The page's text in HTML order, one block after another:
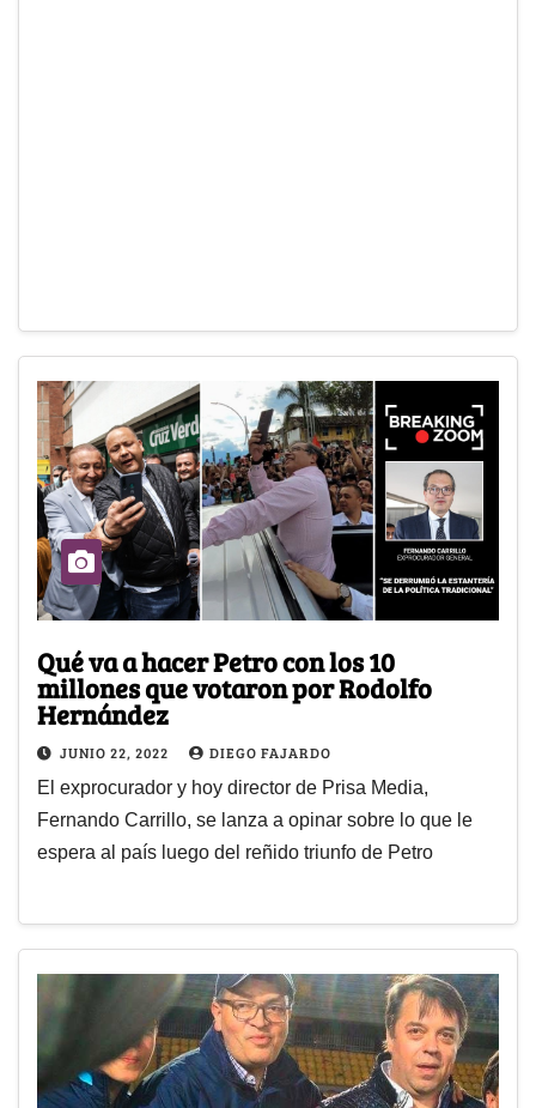
Qué va a hacer Petro con los 10
millones que votaron por Rodolfo
Hernández
JUNIO 22, 2022 DIEGO FAJARDO
El exprocurador y hoy director de Prisa Media,
Fernando Carrillo, se lanza a opinar sobre lo que le
espera al país luego del reñido triunfo de Petro